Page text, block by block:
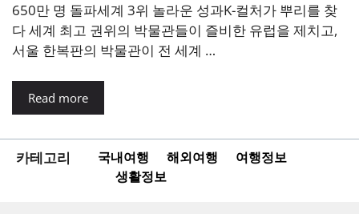
650만 명 돌파세계 3위 놀라운 성과K-컬처가 뿌리를 찾
다 세계 최고 권위의 박물관들이 즐비한 유럽을 제치고,
서울 한복판의 박물관이 전 세계 …
Read more
카테고리 국내여행 해외여행
여행정보
생활정보